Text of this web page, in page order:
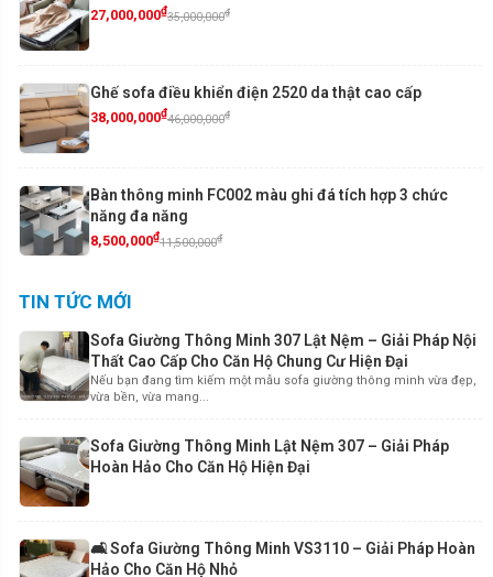
27,000,000₫35,000,000₫
Ghế sofa điều khiển điện 2520 da thật cao cấp
38,000,000₫46,000,000₫
Bàn thông minh FC002 màu ghi đá tích hợp 3 chức
năng đa năng
8,500,000₫11,500,000₫
TIN TỨC MỚI
Sofa Giường Thông Minh 307 Lật Nệm – Giải Pháp Nội
Thất Cao Cấp Cho Căn Hộ Chung Cư Hiện Đại
Nếu bạn đang tìm kiếm một mẫu sofa giường thông minh vừa đẹp,
vừa bền, vừa mang...
Sofa Giường Thông Minh Lật Nệm 307 – Giải Pháp
Hoàn Hảo Cho Căn Hộ Hiện Đại
🛋️ Sofa Giường Thông Minh VS3110 – Giải Pháp Hoàn
Hảo Cho Căn Hộ Nhỏ